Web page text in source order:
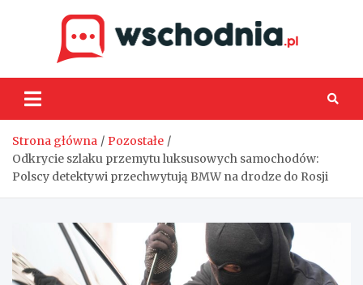
Strona główna
Pozostałe
Odkrycie szlaku przemytu luksusowych samochodów:
Polscy detektywi przechwytują BMW na drodze do Rosji